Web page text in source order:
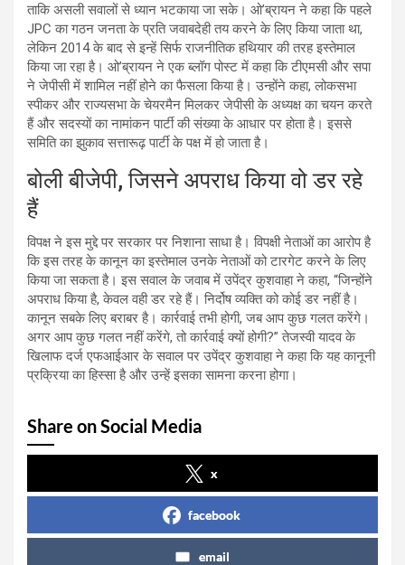
ताकि असली सवालों से ध्यान भटकाया जा सके। ओ’ब्रायन ने कहा कि पहले
JPC का गठन जनता के प्रति जवाबदेही तय करने के लिए किया जाता था,
लेकिन 2014 के बाद से इन्हें सिर्फ राजनीतिक हथियार की तरह इस्तेमाल
किया जा रहा है। ओ’ब्रायन ने एक ब्लॉग पोस्ट में कहा कि टीएमसी और सपा
ने जेपीसी में शामिल नहीं होने का फैसला किया है। उन्होंने कहा, लोकसभा
स्पीकर और राज्यसभा के चेयरमैन मिलकर जेपीसी के अध्यक्ष का चयन करते
हैं और सदस्यों का नामांकन पार्टी की संख्या के आधार पर होता है। इससे
समिति का झुकाव सत्तारूढ़ पार्टी के पक्ष में हो जाता है।
बोली बीजेपी, जिसने अपराध किया वो डर रहे
हैं
विपक्ष ने इस मुद्दे पर सरकार पर निशाना साधा है। विपक्षी नेताओं का आरोप है
कि इस तरह के कानून का इस्तेमाल उनके नेताओं को टारगेट करने के लिए
किया जा सकता है। इस सवाल के जवाब में उपेंद्र कुशवाहा ने कहा, “जिन्होंने
अपराध किया है, केवल वही डर रहे हैं। निर्दोष व्यक्ति को कोई डर नहीं है।
कानून सबके लिए बराबर है। कार्रवाई तभी होगी, जब आप कुछ गलत करेंगे।
अगर आप कुछ गलत नहीं करेंगे, तो कार्रवाई क्यों होगी?” तेजस्वी यादव के
खिलाफ दर्ज एफआईआर के सवाल पर उपेंद्र कुशवाहा ने कहा कि यह कानूनी
प्रक्रिया का हिस्सा है और उन्हें इसका सामना करना होगा।
Share on Social Media
x
facebook
email